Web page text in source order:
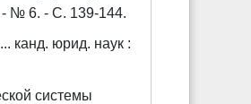
- № 6. - С. 139-144.
канд. юрид. наук :
системы